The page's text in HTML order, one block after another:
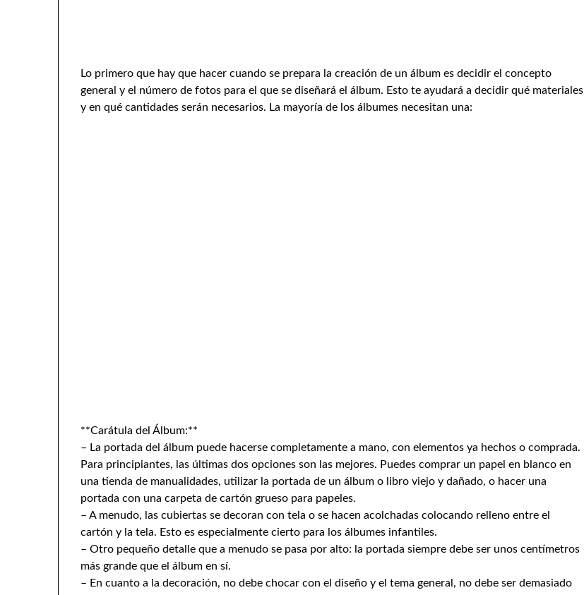
Lo primero que hay que hacer cuando se prepara la creación de un álbum es decidir el concepto
general y el número de fotos para el que se diseñará el álbum. Esto te ayudará a decidir qué materiales
y en qué cantidades serán necesarios. La mayoría de los álbumes necesitan una:
**Carátula del Álbum:**
– La portada del álbum puede hacerse completamente a mano, con elementos ya hechos o comprada.
Para principiantes, las últimas dos opciones son las mejores. Puedes comprar un papel en blanco en
una tienda de manualidades, utilizar la portada de un álbum o libro viejo y dañado, o hacer una
portada con una carpeta de cartón grueso para papeles.
– A menudo, las cubiertas se decoran con tela o se hacen acolchadas colocando relleno entre el
cartón y la tela. Esto es especialmente cierto para los álbumes infantiles.
– Otro pequeño detalle que a menudo se pasa por alto: la portada siempre debe ser unos centímetros
más grande que el álbum en sí.
– En cuanto a la decoración, no debe chocar con el diseño y el tema general, no debe ser demasiado